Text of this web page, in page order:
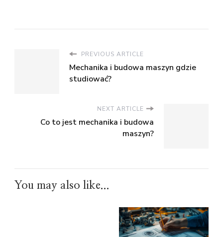
PREVIOUS ARTICLE
Mechanika i budowa maszyn gdzie
studiować?
NEXT ARTICLE
Co to jest mechanika i budowa
maszyn?
You may also like...